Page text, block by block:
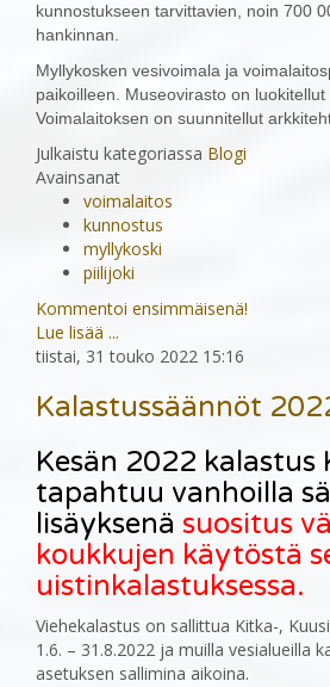
kunnostukseen tarvittavien, noin 700
hankinnan.
Myllykosken vesivoimala ja
paikoilleen. Museovirasto on
Voimalaitoksen on suunnitellut
Julkaistu kategoriassa Blogi
Avainsanat
voimalaitos
kunnostus
myllykoski
piilijoki
Kommentoi ensimmäisenä!
Lue lisää ...
tiistai, 31 touko 2022 15:16
Kalastussäännöt
Kesän 2022 kalastus
tapahtuu vanhoilla
lisäyksenä suositus
koukkujen käytöstä
uistinkalastuksessa.
Viehekalastus on sallittua Kitka-,
1.6. – 31.8.2022 ja muilla vesialueilla
asetuksen sallimina aikoina.